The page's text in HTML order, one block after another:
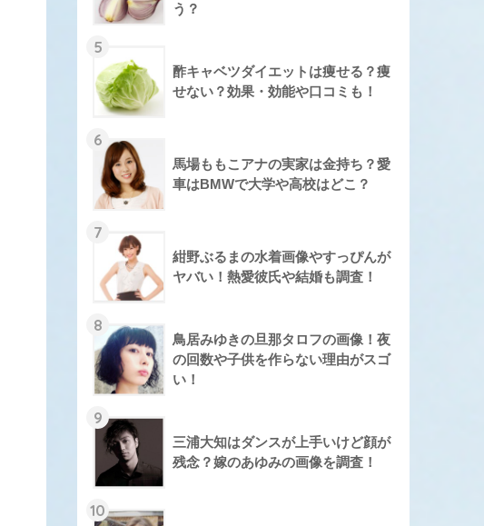
う？
5
酢キャベツダイエットは痩せる？痩
せない？効果・効能や口コミも！
6
馬場ももこアナの実家は金持ち？愛
車はBMWで大学や高校はどこ？
7
紺野ぶるまの水着画像やすっぴんが
ヤバい！熱愛彼氏や結婚も調査！
8
鳥居みゆきの旦那タロフの画像！夜
の回数や子供を作らない理由がスゴ
い！
9
三浦大知はダンスが上手いけど顔が
残念？嫁のあゆみの画像を調査！
10